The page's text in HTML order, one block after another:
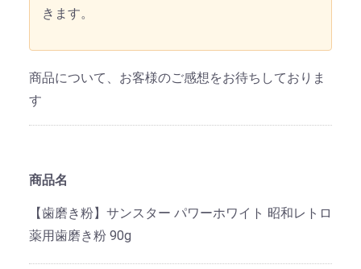
きます。
商品について、お客様のご感想をお待ちしておりま
す
商品名
【歯磨き粉】サンスター パワーホワイト 昭和レトロ
薬用歯磨き粉 90g